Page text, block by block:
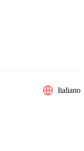
Italiano